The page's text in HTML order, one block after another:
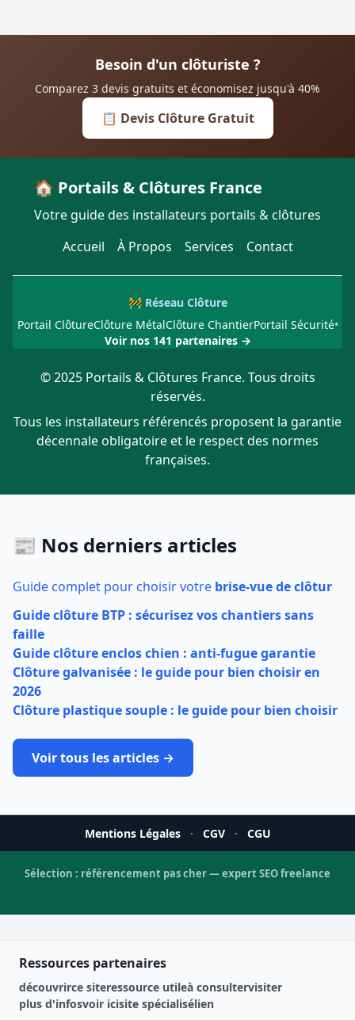
Besoin d'un clôturiste ?
Comparez 3 devis gratuits et économisez jusqu'à 40%
📋 Devis Clôture Gratuit
🏠 Portails & Clôtures France
Votre guide des installateurs portails & clôtures
Accueil
À Propos Services Contact
🚧 Réseau Clôture
Portail ClôtureClôture MétalClôture ChantierPortail Sécurité•
Voir nos 141 partenaires →
© 2025 Portails & Clôtures France. Tous droits
réservés.
Tous les installateurs référencés proposent la garantie
décennale obligatoire et le respect des normes
françaises.
📰 Nos derniers articles
Guide complet pour choisir votre brise-vue de clôtur
Guide clôture BTP : sécurisez vos chantiers sans
faille
Guide clôture enclos chien : anti-fugue garantie
Clôture galvanisée : le guide pour bien choisir en
2026
Clôture plastique souple : le guide pour bien choisir
Voir tous les articles →
Mentions Légales · CGV · CGU
Sélection : référencement pas cher—expert SEO freelance
Ressources partenaires
découvrirce siteressource utileà consultervisiter
plus d'infosvoir icisite spécialisélien